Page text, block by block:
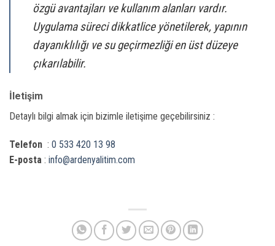
özgü avantajları ve kullanım alanları vardır.
Uygulama süreci dikkatlice yönetilerek, yapının
dayanıklılığı ve su geçirmezliği en üst düzeye
çıkarılabilir.
İletişim
Detaylı bilgi almak için bizimle iletişime geçebilirsiniz :
Telefon : 0 533 420 13 98
E-posta : info@ardenyalitim.com